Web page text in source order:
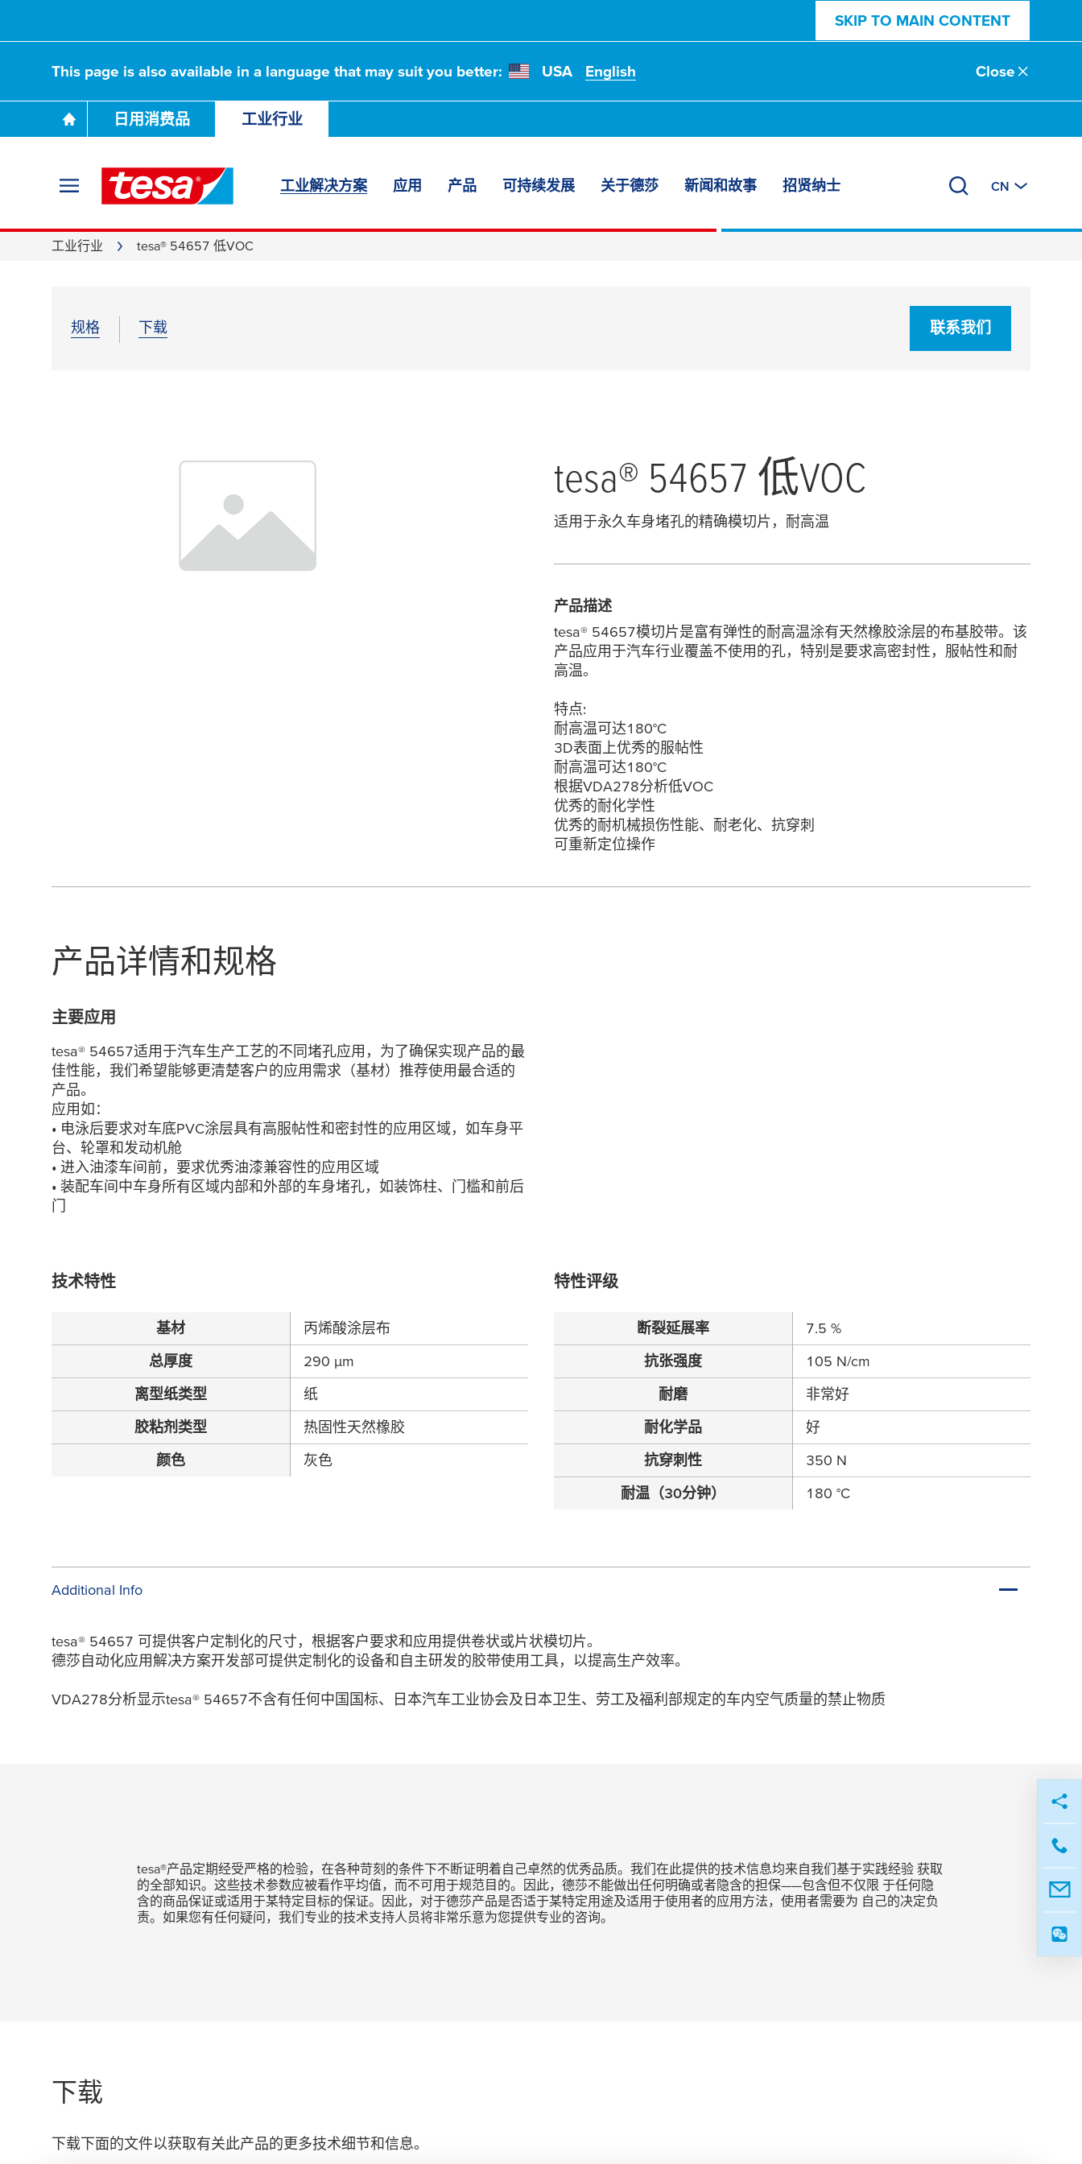
SKIP TO MAIN CONTENT
This page is also available in a language that may suit you better: USA English Close
日用消费品 工业行业
工业解决方案 应用 产品 可持续发展 关于德莎 新闻和故事 招贤纳士 CN
工业行业 tesa® 54657 低VOC
规格 下载 联系我们
tesa® 54657 低VOC
适用于永久车身堵孔的精确模切片，耐高温
产品描述
tesa® 54657模切片是富有弹性的耐高温涂有天然橡胶涂层的布基胶带。该
产品应用于汽车行业覆盖不使用的孔，特别是要求高密封性，服帖性和耐
高温。
特点:
耐高温可达180°C
3D表面上优秀的服帖性
耐高温可达180°C
根据VDA278分析低VOC
优秀的耐化学性
优秀的耐机械损伤性能、耐老化、抗穿刺
可重新定位操作
产品详情和规格
主要应用
tesa® 54657适用于汽车生产工艺的不同堵孔应用，为了确保实现产品的最
佳性能，我们希望能够更清楚客户的应用需求（基材）推荐使用最合适的
产品。
应用如：
• 电泳后要求对车底PVC涂层具有高服帖性和密封性的应用区域，如车身平
台、轮罩和发动机舱
• 进入油漆车间前，要求优秀油漆兼容性的应用区域
• 装配车间中车身所有区域内部和外部的车身堵孔，如装饰柱、门槛和前后
门
技术特性
基材
丙烯酸涂层布
总厚度
290 µm
离型纸类型
纸
胶粘剂类型
热固性天然橡胶
颜色
灰色
特性评级
断裂延展率
7.5 %
抗张强度
105 N/cm
耐磨
非常好
耐化学品
好
抗穿刺性
350 N
耐温（30分钟）
180 °C
Additional Info
tesa® 54657 可提供客户定制化的尺寸，根据客户要求和应用提供卷状或片状模切片。
德莎自动化应用解决方案开发部可提供定制化的设备和自主研发的胶带使用工具，以提高生产效率。
VDA278分析显示tesa® 54657不含有任何中国国标、日本汽车工业协会及日本卫生、劳工及福利部规定的车内空气质量的禁止物质
tesa®产品定期经受严格的检验，在各种苛刻的条件下不断证明着自己卓然的优秀品质。我们在此提供的技术信息均来自我们基于实践经验 获取
的全部知识。这些技术参数应被看作平均值，而不可用于规范目的。因此，德莎不能做出任何明确或者隐含的担保——包含但不仅限 于任何隐
含的商品保证或适用于某特定目标的保证。因此，对于德莎产品是否适于某特定用途及适用于使用者的应用方法，使用者需要为 自己的决定负
责。如果您有任何疑问，我们专业的技术支持人员将非常乐意为您提供专业的咨询。
下载
下载下面的文件以获取有关此产品的更多技术细节和信息。